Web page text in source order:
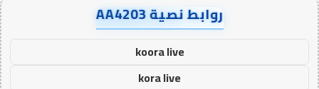
روابط نصية AA4203
koora live
kora live